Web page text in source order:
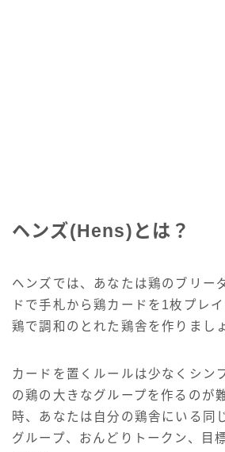
ヘンズ(Hens)とは？
ヘンズでは、あなたは鶏のブリー
ドで手札から鶏カードを1枚プレ
鶏で調和のとれた鶏舎を作りまし
カードを置くルールは少なくシン
の鶏の大きなグループを作るのが
時、あなたは自分の鶏舎にいる同
グループ、おんどりトークン、目